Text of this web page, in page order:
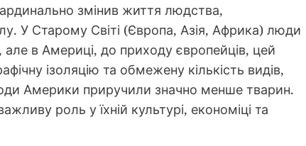
змінив життя людства,
У Старому Світі (Європа, Азія, Африка) люди
в Америці, до приходу європейців, цей
ізоляцію та обмежену кількість видів,
Америки приручили значно менше тварин.
роль у їхній культурі, економіці та